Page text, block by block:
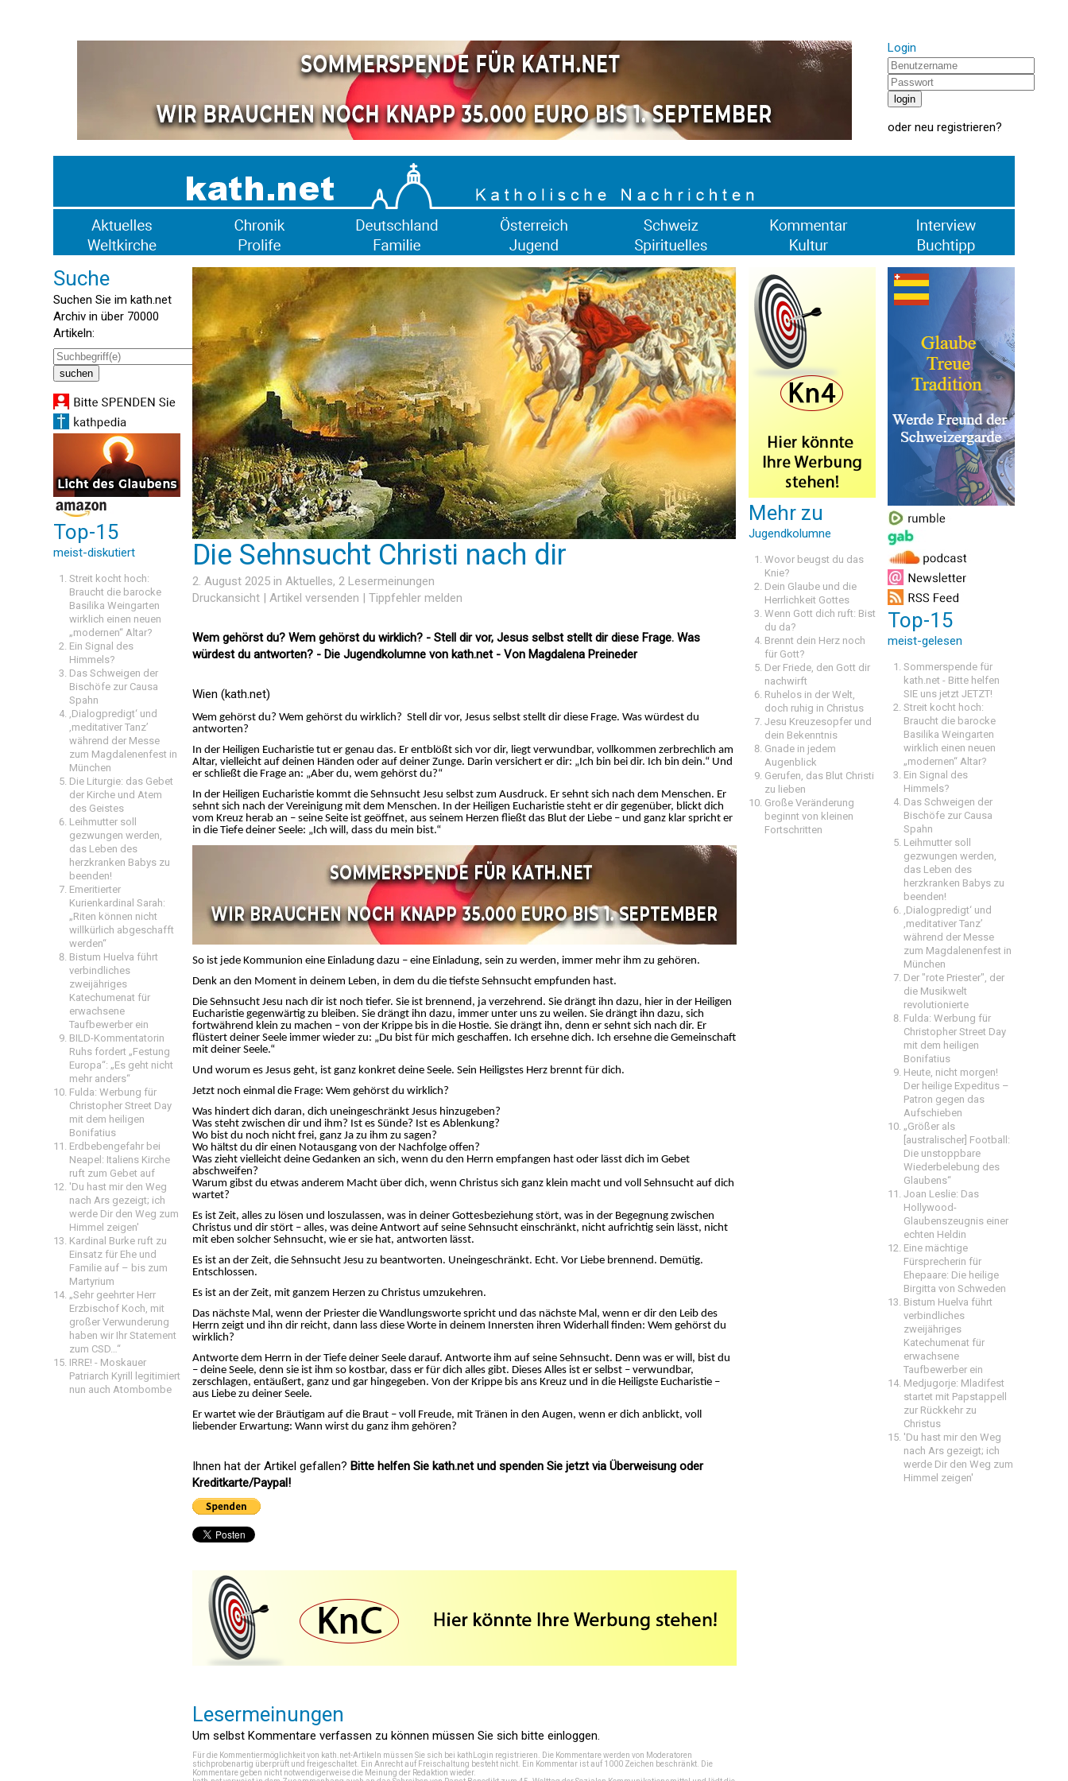
Login
oder neu registrieren?
Suche
Suchen Sie im kath.net
Archiv in über 70000
Artikeln:
Top-15
meist-diskutiert
Streit kocht hoch:
Braucht die barocke
Basilika Weingarten
wirklich einen neuen
„modernen“ Altar?
Ein Signal des
Himmels?
Das Schweigen der
Bischöfe zur Causa
Spahn
‚Dialogpredigt‘ und
‚meditativer Tanz’
während der Messe
zum Magdalenenfest in
München
Die Liturgie: das Gebet
der Kirche und Atem
des Geistes
Leihmutter soll
gezwungen werden,
das Leben des
herzkranken Babys zu
beenden!
Emeritierter
Kurienkardinal Sarah:
„Riten können nicht
willkürlich abgeschafft
werden“
Bistum Huelva führt
verbindliches
zweijähriges
Katechumenat für
erwachsene
Taufbewerber ein
BILD-Kommentatorin
Ruhs fordert „Festung
Europa“: „Es geht nicht
mehr anders“
Fulda: Werbung für
Christopher Street Day
mit dem heiligen
Bonifatius
Erdbebengefahr bei
Neapel: Italiens Kirche
ruft zum Gebet auf
'Du hast mir den Weg
nach Ars gezeigt; ich
werde Dir den Weg zum
Himmel zeigen'
Kardinal Burke ruft zu
Einsatz für Ehe und
Familie auf – bis zum
Martyrium
„Sehr geehrter Herr
Erzbischof Koch, mit
großer Verwunderung
haben wir Ihr Statement
zum CSD…“
IRRE! - Moskauer
Patriarch Kyrill legitimiert
nun auch Atombombe
Die Sehnsucht Christi nach dir
2. August 2025 in Aktuelles, 2 Lesermeinungen
Druckansicht | Artikel versenden | Tippfehler melden
Wem gehörst du? Wem gehörst du wirklich? - Stell dir vor, Jesus selbst stellt dir diese Frage. Was
würdest du antworten? - Die Jugendkolumne von kath.net - Von Magdalena Preineder
Wien (kath.net)
Wem gehörst du? Wem gehörst du wirklich? Stell dir vor, Jesus selbst stellt dir diese Frage. Was würdest du
antworten?
In der Heiligen Eucharistie tut er genau das. Er entblößt sich vor dir, liegt verwundbar, vollkommen zerbrechlich am
Altar, vielleicht auf deinen Händen oder auf deiner Zunge. Darin versichert er dir: „Ich bin bei dir. Ich bin dein.“ Und
er schließt die Frage an: „Aber du, wem gehörst du?“
In der Heiligen Eucharistie kommt die Sehnsucht Jesu selbst zum Ausdruck. Er sehnt sich nach dem Menschen. Er
sehnt sich nach der Vereinigung mit dem Menschen. In der Heiligen Eucharistie steht er dir gegenüber, blickt dich
vom Kreuz herab an – seine Seite ist geöffnet, aus seinem Herzen fließt das Blut der Liebe – und ganz klar spricht er
in die Tiefe deiner Seele: „Ich will, dass du mein bist.“
So ist jede Kommunion eine Einladung dazu – eine Einladung, sein zu werden, immer mehr ihm zu gehören.
Denk an den Moment in deinem Leben, in dem du die tiefste Sehnsucht empfunden hast.
Die Sehnsucht Jesu nach dir ist noch tiefer. Sie ist brennend, ja verzehrend. Sie drängt ihn dazu, hier in der Heiligen
Eucharistie gegenwärtig zu bleiben. Sie drängt ihn dazu, immer unter uns zu weilen. Sie drängt ihn dazu, sich
fortwährend klein zu machen – von der Krippe bis in die Hostie. Sie drängt ihn, denn er sehnt sich nach dir. Er
flüstert deiner Seele immer wieder zu: „Du bist für mich geschaffen. Ich ersehne dich. Ich ersehne die Gemeinschaft
mit deiner Seele.“
Und worum es Jesus geht, ist ganz konkret deine Seele. Sein Heiligstes Herz brennt für dich.
Jetzt noch einmal die Frage: Wem gehörst du wirklich?
Was hindert dich daran, dich uneingeschränkt Jesus hinzugeben?
Was steht zwischen dir und ihm? Ist es Sünde? Ist es Ablenkung?
Wo bist du noch nicht frei, ganz Ja zu ihm zu sagen?
Wo hältst du dir einen Notausgang von der Nachfolge offen?
Was zieht vielleicht deine Gedanken an sich, wenn du den Herrn empfangen hast oder lässt dich im Gebet
abschweifen?
Warum gibst du etwas anderem Macht über dich, wenn Christus sich ganz klein macht und voll Sehnsucht auf dich
wartet?
Es ist Zeit, alles zu lösen und loszulassen, was in deiner Gottesbeziehung stört, was in der Begegnung zwischen
Christus und dir stört – alles, was deine Antwort auf seine Sehnsucht einschränkt, nicht aufrichtig sein lässt, nicht
mit eben solcher Sehnsucht, wie er sie hat, antworten lässt.
Es ist an der Zeit, die Sehnsucht Jesu zu beantworten. Uneingeschränkt. Echt. Vor Liebe brennend. Demütig.
Entschlossen.
Es ist an der Zeit, mit ganzem Herzen zu Christus umzukehren.
Das nächste Mal, wenn der Priester die Wandlungsworte spricht und das nächste Mal, wenn er dir den Leib des
Herrn zeigt und ihn dir reicht, dann lass diese Worte in deinem Innersten ihren Widerhall finden: Wem gehörst du
wirklich?
Antworte dem Herrn in der Tiefe deiner Seele darauf. Antworte ihm auf seine Sehnsucht. Denn was er will, bist du
– deine Seele, denn sie ist ihm so kostbar, dass er für dich alles gibt. Dieses Alles ist er selbst – verwundbar,
zerschlagen, entäußert, ganz und gar hingegeben. Von der Krippe bis ans Kreuz und in die Heiligste Eucharistie –
aus Liebe zu deiner Seele.
Er wartet wie der Bräutigam auf die Braut – voll Freude, mit Tränen in den Augen, wenn er dich anblickt, voll
liebender Erwartung: Wann wirst du ganz ihm gehören?
Ihnen hat der Artikel gefallen? Bitte helfen Sie kath.net und spenden Sie jetzt via Überweisung oder
Kreditkarte/Paypal!
Lesermeinungen
Um selbst Kommentare verfassen zu können müssen Sie sich bitte einloggen.
Für die Kommentiermöglichkeit von kath.net-Artikeln müssen Sie sich bei kathLogin registrieren . Die Kommentare werden von Moderatoren
stichprobenartig überprüft und freigeschaltet. Ein Anrecht auf Freischaltung besteht nicht. Ein Kommentar ist auf 1000 Zeichen beschränkt. Die
Kommentare geben nicht notwendigerweise die Meinung der Redaktion wieder.
Mehr zu
Jugendkolumne
Wovor beugst du das
Knie?
Dein Glaube und die
Herrlichkeit Gottes
Wenn Gott dich ruft: Bist
du da?
Brennt dein Herz noch
für Gott?
Der Friede, den Gott dir
nachwirft
Ruhelos in der Welt,
doch ruhig in Christus
Jesu Kreuzesopfer und
dein Bekenntnis
Gnade in jedem
Augenblick
Gerufen, das Blut Christi
zu lieben
Große Veränderung
beginnt von kleinen
Fortschritten
Top-15
meist-gelesen
Sommerspende für
kath.net - Bitte helfen
SIE uns jetzt JETZT!
Streit kocht hoch:
Braucht die barocke
Basilika Weingarten
wirklich einen neuen
„modernen“ Altar?
Ein Signal des
Himmels?
Das Schweigen der
Bischöfe zur Causa
Spahn
Leihmutter soll
gezwungen werden,
das Leben des
herzkranken Babys zu
beenden!
‚Dialogpredigt‘ und
‚meditativer Tanz’
während der Messe
zum Magdalenenfest in
München
Der "rote Priester", der
die Musikwelt
revolutionierte
Fulda: Werbung für
Christopher Street Day
mit dem heiligen
Bonifatius
Heute, nicht morgen!
Der heilige Expeditus –
Patron gegen das
Aufschieben
„Größer als
[australischer] Football:
Die unstoppbare
Wiederbelebung des
Glaubens“
Joan Leslie: Das
Hollywood-
Glaubenszeugnis einer
echten Heldin
Eine mächtige
Fürsprecherin für
Ehepaare: Die heilige
Birgitta von Schweden
Bistum Huelva führt
verbindliches
zweijähriges
Katechumenat für
erwachsene
Taufbewerber ein
Medjugorje: Mladifest
startet mit Papstappell
zur Rückkehr zu
Christus
'Du hast mir den Weg
nach Ars gezeigt; ich
werde Dir den Weg zum
Himmel zeigen'